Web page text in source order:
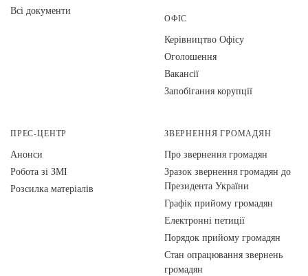
Всі документи
ОФІС
Керівництво Офісу
Оголошення
Вакансії
Запобігання корупції
ПРЕС-ЦЕНТР
Анонси
Робота зі ЗМІ
Розсилка матеріалів
ЗВЕРНЕННЯ ГРОМАДЯН
Про звернення громадян
Зразок звернення громадян до
Президента України
Графік прийому громадян
Електронні петиції
Порядок прийому громадян
Стан опрацювання звернень
громадян